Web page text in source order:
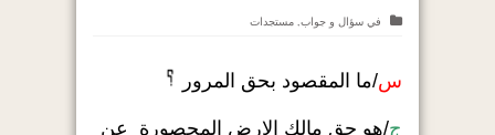
في سؤال و جواب, مستجدات
س/ما المقصود بحق المرور
ج/هو حق مالك الارض المحصورة عن